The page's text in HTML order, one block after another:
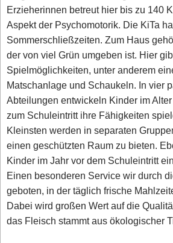
Erzieherinnen betreut hier bis zu 140
Aspekt der Psychomotorik. Die KiTa
Sommerschließzeiten. Zum Haus
der von viel Grün umgeben ist. Hier
Spielmöglichkeiten, unter anderem
Matschanlage und Schaukeln. In vier
Abteilungen entwickeln Kinder im
zum Schuleintritt ihre Fähigkeiten
Kleinsten werden in separaten
einen geschützten Raum zu bieten.
Kinder im Jahr vor dem Schuleintritt
Einen besonderen Service wir durch
geboten, in der täglich frische
Dabei wird großen Wert auf die
das Fleisch stammt aus ökologischer